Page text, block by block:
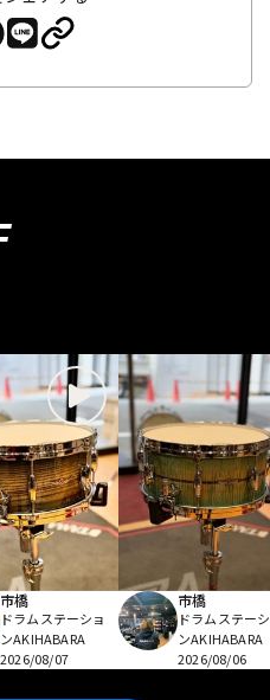
市橋
ドラムステーショ
ンAKIHABARA
2026/08/07
市橋
ドラムステー
ンAKIHABARA
2026/08/06